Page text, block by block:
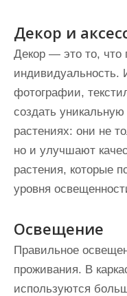
Декор и
Декор — это то,
индивидуальность.
фотографии,
создать
растениях: они не
но и улучшают
растения, которые
уровня
Освещение
Правильное
проживания. В
используются